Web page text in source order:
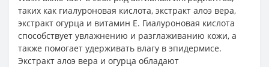
таких как гиалуроновая кислота, экстракт алоэ вера,
экстракт огурца и витамин Е. Гиалуроновая кислота
способствует увлажнению и разглаживанию кожи, а
также помогает удерживать влагу в эпидермисе.
Экстракт алоэ вера и огурца обладают